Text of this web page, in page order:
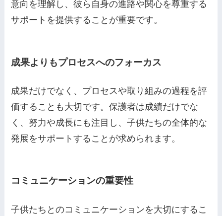
意向を理解し、彼ら自身の進路や関心を尊重する
サポートを提供することが重要です。
成果よりもプロセスへのフォーカス
成果だけでなく、プロセスや取り組みの過程を評
価することも大切です。保護者は成績だけでな
く、努力や成長にも注目し、子供たちの全体的な
発展をサポートすることが求められます。
コミュニケーションの重要性
子供たちとのコミュニケーションを大切にするこ